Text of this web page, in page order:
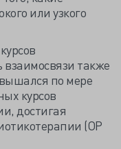
или узкого
также
по мере
курсов
достигая
(ОР